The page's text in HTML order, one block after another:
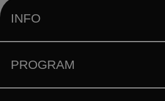
INFO
PROGRAM